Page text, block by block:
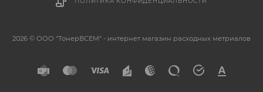
2026 © ООО "ТонерВСЕМ" - интернет магазин расходных метриалов